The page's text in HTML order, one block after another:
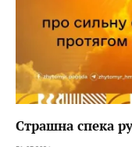
Страшна спека